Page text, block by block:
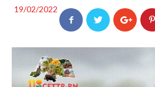
19/02/2022